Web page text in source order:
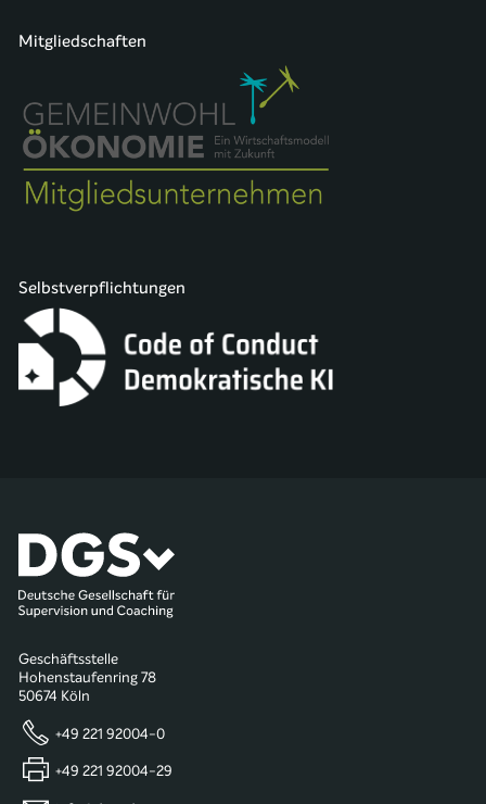
Mitgliedschaften
Selbstverpflichtungen
Geschäftsstelle
Hohenstaufenring 78
50674 Köln
+49 221 92004-0
+49 221 92004-29